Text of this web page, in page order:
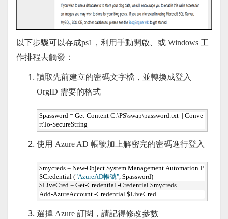
以下步驟可以存成ps1，利用手動開啟、或 Windows 工
作排程去觸發：
讀取先前建立的密碼文字檔，並轉換成登入
OrgID 需要的格式
$password = Get-Content C:\PS\swap\password.txt  | Conve
rtTo-SecureString
使用 Azure AD 帳號加上解密完的密碼進行登入
$mycreds = New-Object System.Management.Automation.P
SCredential ("AzureAD帳號", $password)
$LiveCred = Get-Credential -Credential $mycreds
Add-AzureAccount -Credential $LiveCred
選擇 Azure 訂閱，請記得修改參數